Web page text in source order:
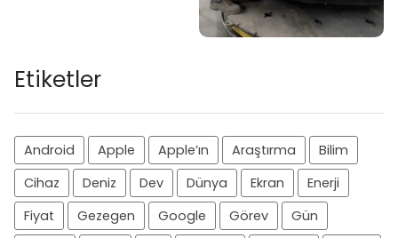
Etiketler
Android Apple Apple’ın Araştırma
Bilim
Cihaz
Deniz Dev Dünya Ekran
Enerji
Fiyat
Gezegen Google Görev
Gün